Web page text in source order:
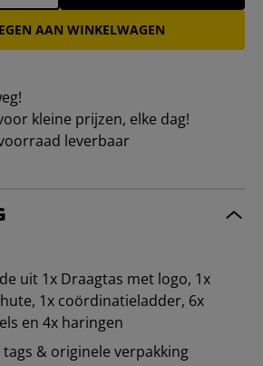
AAN WINKELWAGEN
kleine prijzen, elke dag!
leverbaar
uit 1x Draagtas met logo, 1x
1x coördinatieladder, 6x
en 4x haringen
tags & originele verpakking